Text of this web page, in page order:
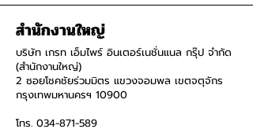
สำนักงานใหญ่
บริษัท เกรท เอ็มไพร์ อินเตอร์เนชั่นแนล กรุ๊ป จำกัด
(สำนักงานใหญ่)
2 ซอยโชคชัยร่วมมิตร แขวงจอมพล เขตจตุจักร
กรุงเทพมหานครฯ 10900
โทร. 034-871-589